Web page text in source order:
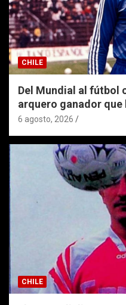
CHILE
Del Mundial al fútbol
arquero ganador que
6 agosto, 2026
CHILE